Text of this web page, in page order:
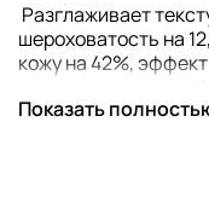
Разглаживает
шероховатость на
кожу на 42%,
шелушащуюся кожу
восстанавливая
Показать